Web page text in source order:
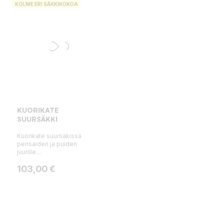
KOLME ERI SÄKKIKOKOA
KUORIKATE
SUURSÄKKI
Kuorikate suursäkissä
pensaiden ja puiden
juurille....
Hinta
103,00 €